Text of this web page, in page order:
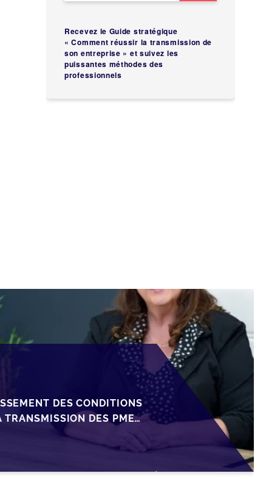
Recevez le Guide stratégique
« Comment réussir la transmission de
son entreprise » et suivez les
puissantes méthodes des
professionnels
DES CONDITIONS
TRANSMISSION DES PME